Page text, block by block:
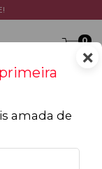
0
×
amada de